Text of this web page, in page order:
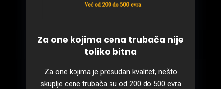
Za one kojima cena trubača nije
toliko bitna
Za one kojima je presudan kvalitet, nešto
skuplje cene trubača su od 200 do 500 evra